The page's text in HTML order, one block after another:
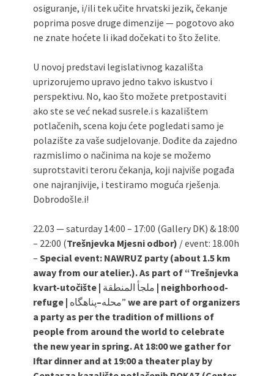
osiguranje, i/ili tek učite hrvatski jezik, čekanje
poprima posve druge dimenzije — pogotovo ako
ne znate hoćete li ikad dočekati to što želite.
U novoj predstavi legislativnog kazališta
uprizorujemo upravo jedno takvo iskustvo i
perspektivu. No, kao što možete pretpostaviti
ako ste se već nekad susrele.i s kazalištem
potlačenih, scena koju ćete pogledati samo je
polazište za vaše sudjelovanje. Dođite da zajedno
razmislimo o načinima na koje se možemo
suprotstaviti teroru čekanja, koji najviše pogađa
one najranjivije, i testiramo moguća rješenja.
Dobrodošle.i!
22.03 — saturday 14:00 – 17:00 (Gallery DK) & 18:00
– 22:00 (Trešnjevka Mjesni odbor) / event: 18.00h
– Special event: NAWRUZ party (about 1.5 km
away from our atelier.). As part of “Trešnjevka
kvart-utočište |
| neighborhood-
refuge |
محله– پناهگاه” we are part of organizers
a party as per the tradition of millions of
people from around the world to celebrate
the new year in spring. At 18:00 we gather for
Iftar dinner and at 19:00 a theater play by